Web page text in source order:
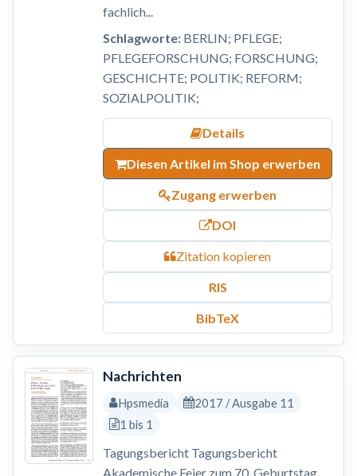
fachlich...
Schlagworte:BERLIN; PFLEGE;
PFLEGEFORSCHUNG; FORSCHUNG;
GESCHICHTE; POLITIK; REFORM;
SOZIALPOLITIK;
Details
Diesen Artikel im Shop erwerben
Zugang erwerben
DOI
Zitation kopieren
RIS
BibTeX
Nachrichten
Hpsmedia
2017 / Ausgabe 11
1 bis 1
Tagungsbericht Tagungsbericht
Akademische Feier zum 70. Geburtstag